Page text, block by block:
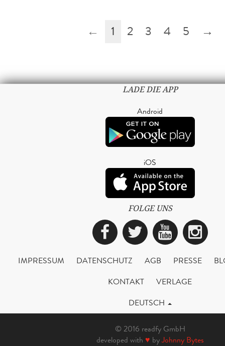
← 1 2 3 4 5 →
LADE DIE APP
Android
iOS
FOLGE UNS
Facebook
Twitter
IMPRESSUM DATENSCHUTZ AGB PRESSE
KONTAKT
VERLAGE
DEUTSCH
© 2016 readfy GmbH
developed with ♥ byJohnny Bytes